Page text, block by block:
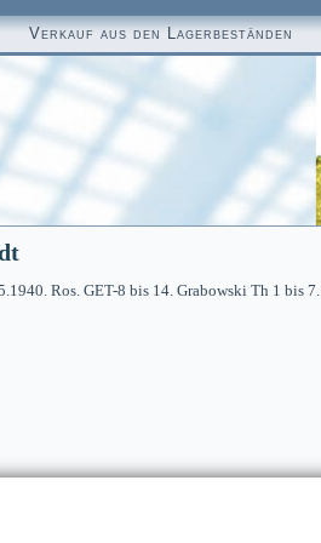
Verkauf aus den Lagerbeständen
Ros. GET-8 bis 14. Grabowski Th 1 bis 7.